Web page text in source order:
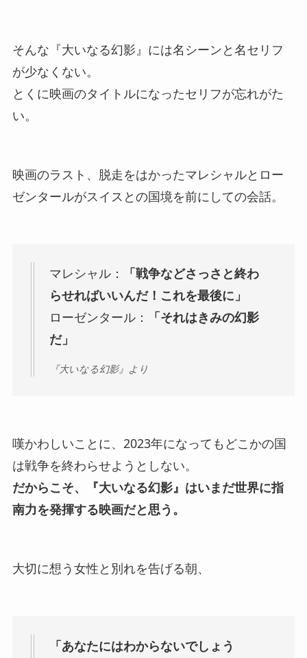
そんな『大いなる幻影』には名シーンと名セリフ
が少なくない。
とくに映画のタイトルになったセリフが忘れがた
い。
映画のラスト、脱走をはかったマレシャルとロー
ゼンタールがスイスとの国境を前にしての会話。
マレシャル：
「戦争などさっさと終わ
らせればいいんだ！これを最後に」
ローゼンタール：
「それはきみの幻影
だ」
『大いなる幻影』より
嘆かわしいことに、2023年になってもどこかの国
は戦争を終わらせようとしない。
だからこそ、『大いなる幻影』はいまだ世界に指
南力を発揮する映画だと思う。
大切に想う女性と別れを告げる朝、
「あなたにはわからないでしょう